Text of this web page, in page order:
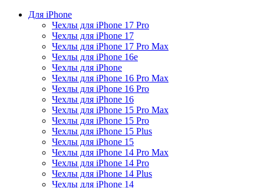
Для iPhone
Чехлы для iPhone 17 Pro
Чехлы для iPhone 17
Чехлы для iPhone 17 Pro Max
Чехлы для iPhone 16e
Чехлы для iPhone
Чехлы для iPhone 16 Pro Max
Чехлы для iPhone 16 Pro
Чехлы для iPhone 16
Чехлы для iPhone 15 Pro Max
Чехлы для iPhone 15 Pro
Чехлы для iPhone 15 Plus
Чехлы для iPhone 15
Чехлы для iPhone 14 Pro Max
Чехлы для iPhone 14 Pro
Чехлы для iPhone 14 Plus
Чехлы для iPhone 14